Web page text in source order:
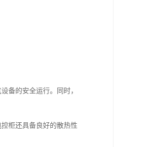
备的安全运行。同时，
柜还具备良好的散热性